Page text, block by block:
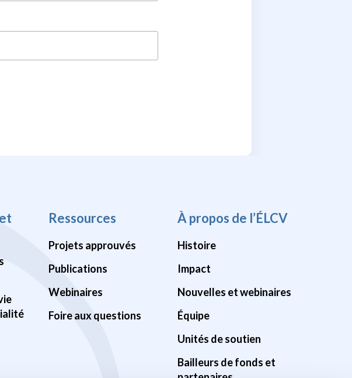
Ressources
Projets approuvés
Publications
Webinaires
Foire aux questions
À propos de l’ÉLCV
Histoire
Impact
Nouvelles et webinaires
Équipe
Unités de soutien
Bailleurs de fonds et